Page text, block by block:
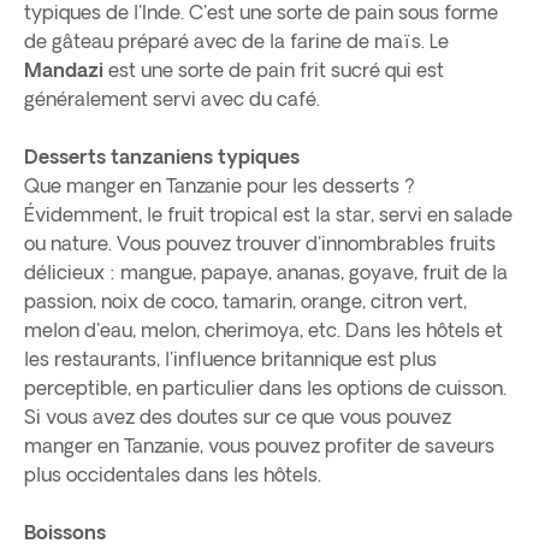
typiques de l'Inde. C'est une sorte de pain sous forme
de gâteau préparé avec de la farine de maïs. Le
Mandazi est une sorte de pain frit sucré qui est
généralement servi avec du café.
Desserts tanzaniens typiques
Que manger en Tanzanie pour les desserts ?
Évidemment, le fruit tropical est la star, servi en salade
ou nature. Vous pouvez trouver d'innombrables fruits
délicieux : mangue, papaye, ananas, goyave, fruit de la
passion, noix de coco, tamarin, orange, citron vert,
melon d'eau, melon, cherimoya, etc. Dans les hôtels et
les restaurants, l'influence britannique est plus
perceptible, en particulier dans les options de cuisson.
Si vous avez des doutes sur ce que vous pouvez
manger en Tanzanie, vous pouvez profiter de saveurs
plus occidentales dans les hôtels.
Boissons